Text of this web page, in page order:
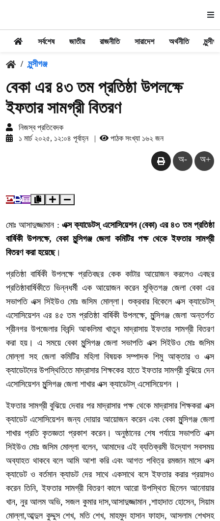
সর্বশেষ জাতীয় রাজনীতি সারাদেশ অর্থনীতি
/ মুন্সীগঞ্জ
বেকা এর ৪৩ তম প্রতিষ্ঠা উপলক্ষে
ইফতার সামগ্রী বিতরণ
নিজস্ব প্রতিবেদক
১ মার্চ ২০২৫, ১২:০৪ পূর্বাহ্ন
| পাঠক সংখ্যা ১৬২ জন
অ- অ+
মোঃ আসাদুজ্জামান : এক্স ক্যাডেটস্ এসোসিয়েশন (বেকা) এর ৪৩ তম প্রতিষ্ঠা
বার্ষিকী উপলক্ষে, বেকা মুন্সিগঞ্জ জেলা কমিটির পক্ষ থেকে ইফতার সামগ্রী
বিতরণ করা হয়েছে।
প্রতিষ্ঠা বার্ষিকী উপলক্ষে প্রতিবছর কেক কাটার আয়োজন করলেও এবছর
প্রতিষ্ঠাবার্ষিকীতে ভিন্নধর্মী এক আয়োজন করেন মুক্তিগঞ্জ জেলা বেকা এর
সভাপতি এক্স সিইউও মোঃ জসিম মোল্লা। শুক্রবার বিকেলে এক্স ক্যাডেটস্
এসোসিয়েশন এর ৪৫ তম প্রতিষ্ঠা বার্ষিকী উপলক্ষে, মুন্সিগঞ্জ জেলা অন্তর্গত
শ্রীনগর উপজেলার বিবন্দি আকলিমা খাতুন মাদ্রাসায় ইফতার সামগ্রী বিতরণ
করা হয়। এ সময়ে বেকা মুন্সিগঞ্জ জেলা সভাপতি এক্স সিইউও মোঃ জসিম
মোল্লা সহ জেলা কমিটির মহিলা বিষয়ক সম্পাদক শিমু আক্তার ও এক্স
ক্যাডেটদের উপস্থিতিতে মাদ্রাসার শিক্ষকের হাতে ইফতার সামগ্রী বুঝিয়ে দেন
এসোসিয়েশন মুন্সিগঞ্জ জেলা শাখার এক্স ক্যাডেটস্ এসোসিয়েশন ।
ইফতার সামগ্রী বুঝিয়ে দেবার পর মাদ্রাসার পক্ষ থেকে মাদ্রাসার শিক্ষকরা এক্স
ক্যাডেট এসোসিয়েশন জন্য দোয়ার আয়োজন করেন এবং বেকা মুন্সিগঞ্জ জেলা
শাখার প্রতি কৃতজ্ঞতা প্রকাশ করেন। অনুষ্ঠানের শেষ পর্যায়ে সভাপতি এক্স
সিইউও মোঃ জসিম মোল্লা বলেন, আমাদের এই ব্যতিক্রমী উদ্যোগ সবসময়
অব্যাহত থাকবে বলে আমি আশা করি এবং আগত পবিত্র রমজান মাসে এক্স
ক্যাডেট ও বর্তমান ক্যাডট দের সাথে একসাথে বসে ইফতার করার প্রয়াসও
করেন তিনি, ইফতার সামগ্রী বিতরণ কালে আরো উপস্থিত ছিলেন আনোয়ার
খান, নুর আলম অভি, সজল কুমার দাস,আসাদুজ্জামান ,শাহাদাত হোসেন, সিয়াম
মোল্লা,আব্দুল কুদ্দুস শেখ, মতি শেখ, মাহমুদ হাসান ফাহাদ, আসলাম শেখসহ